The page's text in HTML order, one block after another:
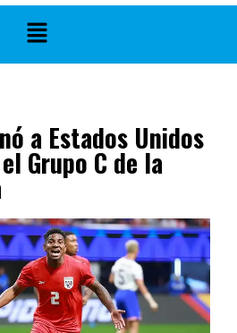
a Estados Unidos
Grupo C de la